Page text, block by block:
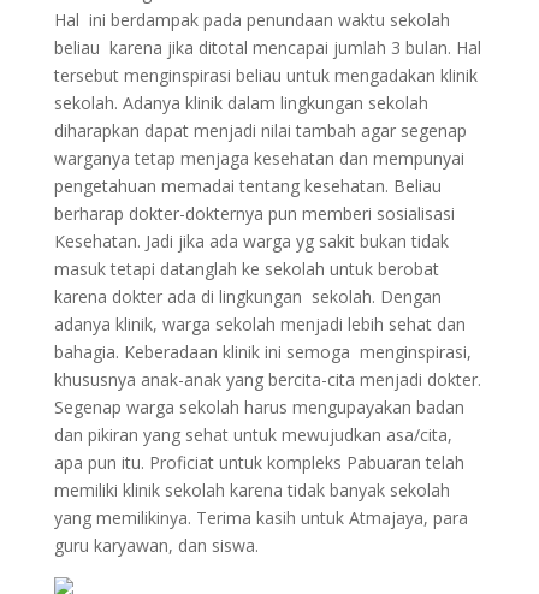
Hal ini berdampak pada penundaan waktu sekolah
beliau karena jika ditotal mencapai jumlah 3 bulan. Hal
tersebut menginspirasi beliau untuk mengadakan klinik
sekolah. Adanya klinik dalam lingkungan sekolah
diharapkan dapat menjadi nilai tambah agar segenap
warganya tetap menjaga kesehatan dan mempunyai
pengetahuan memadai tentang kesehatan. Beliau
berharap dokter-dokternya pun memberi sosialisasi
Kesehatan. Jadi jika ada warga yg sakit bukan tidak
masuk tetapi datanglah ke sekolah untuk berobat
karena dokter ada di lingkungan sekolah. Dengan
adanya klinik, warga sekolah menjadi lebih sehat dan
bahagia. Keberadaan klinik ini semoga menginspirasi,
khususnya anak-anak yang bercita-cita menjadi dokter.
Segenap warga sekolah harus mengupayakan badan
dan pikiran yang sehat untuk mewujudkan asa/cita,
apa pun itu. Proficiat untuk kompleks Pabuaran telah
memiliki klinik sekolah karena tidak banyak sekolah
yang memilikinya. Terima kasih untuk Atmajaya, para
guru karyawan, dan siswa.